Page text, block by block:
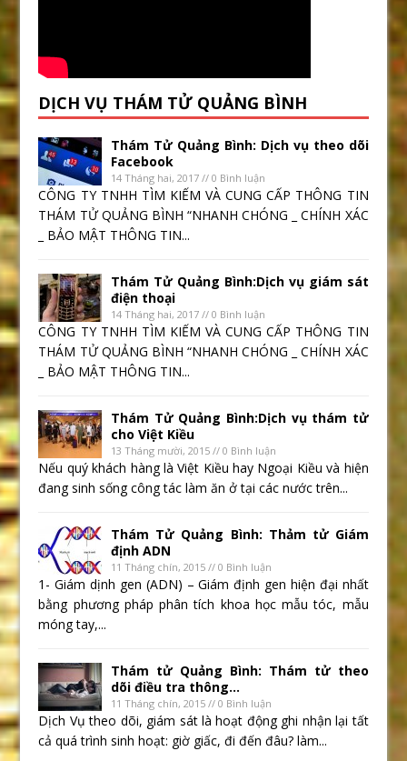
DỊCH VỤ THÁM TỬ QUẢNG BÌNH
Thám Tử Quảng Bình: Dịch vụ theo dõi
Facebook
14 Tháng hai, 2017 // 0 Bình luận
CÔNG TY TNHH TÌM KIẾM VÀ CUNG CẤP THÔNG TIN
THÁM TỬ QUẢNG BÌNH “NHANH CHÓNG _ CHÍNH XÁC
_ BẢO MẬT THÔNG TIN...
Thám Tử Quảng Bình:Dịch vụ giám sát
điện thoại
14 Tháng hai, 2017 // 0 Bình luận
CÔNG TY TNHH TÌM KIẾM VÀ CUNG CẤP THÔNG TIN
THÁM TỬ QUẢNG BÌNH “NHANH CHÓNG _ CHÍNH XÁC
_ BẢO MẬT THÔNG TIN...
Thám Tử Quảng Bình:Dịch vụ thám tử
cho Việt Kiều
13 Tháng mười, 2015 // 0 Bình luận
Nếu quý khách hàng là Việt Kiều hay Ngoại Kiều và hiện
đang sinh sống công tác làm ăn ở tại các nước trên...
Thám Tử Quảng Bình: Thảm tử Giám
định ADN
11 Tháng chín, 2015 // 0 Bình luận
1- Giám dịnh gen (ADN) – Giám định gen hiện đại nhất
bằng phương pháp phân tích khoa học mẫu tóc, mẫu
móng tay,...
Thám tử Quảng Bình: Thám tử theo
dõi điều tra thông...
11 Tháng chín, 2015 // 0 Bình luận
Dịch Vụ theo dõi, giám sát là hoạt động ghi nhận lại tất
cả quá trình sinh hoạt: giờ giấc, đi đến đâu? làm...